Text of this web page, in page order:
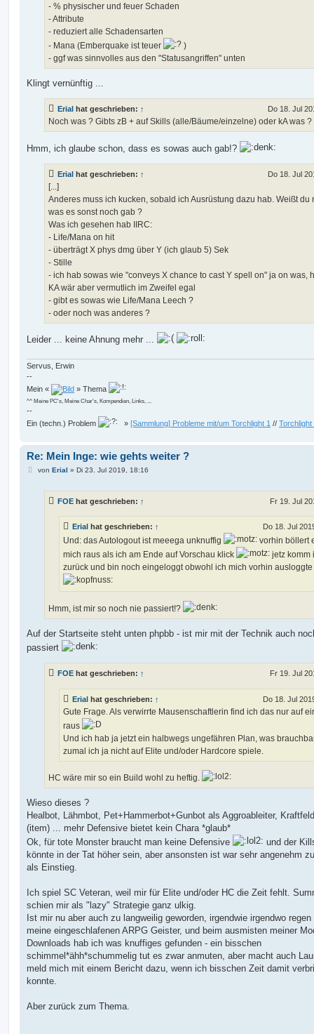
- % physischer und feuer Schaden
- Attribute
- reduziert alle Schadensarten
- Mana (Emberquake ist teuer
)
- ggf was sinnvolles aus den "Statusangriffen" unten
Klingt vernünftig ...
Erial hat geschrieben: ↑ Do 18. Jul
Noch was ? Gibts zB + auf Skills (alle/Bäume/einzelne) oder kA was ?
Hmm, ich glaube schon, dass es sowas auch gab!?
Erial hat geschrieben: ↑ Do 18. Jul
[...]
Anderes muss ich kucken, sobald ich Ausrüstung dazu hab. Weißt du
was es sonst noch gab ?
Was ich gesehen hab IIRC:
- Life/Mana on hit
- überträgt X phys dmg über Y (ich glaub 5) Sek
- Stille
- ich hab sowas wie "conveys X chance to cast Y spell on" ja on was,
KA wär aber vermutlich im Zweifel egal
- gibt es sowas wie Life/Mana Leech ?
- oder noch was anderes ?
Leider ... keine Ahnung mehr ...
Servus, Erwin
--
Mein «
» Thema
^^ Meine PC's, Meine Char's, Kompendien, Links, ...
--
Ein (techn.) Problem
» [Sammlung] Probleme mit/um Torchlight 1 // Torchlight
Re: Mein Inge: wie gehts weiter ?
Bvon Erial » Di 23. Jul 2019, 18:16
FOE hat geschrieben: ↑ Fr 19. Jul
Erial hat geschrieben: ↑ Do 18. Jul
Und: das Autologout ist meeega unknuffig
vorhin böllert
mich raus als ich am Ende auf Vorschau klick
jetz komm
zurück und bin noch eingeloggt obwohl ich mich vorhin ausloggte
Hmm, ist mir so noch nie passiert!?
Auf der Startseite steht unten phpbb - ist mir mit der Technik auch
passiert
FOE hat geschrieben: ↑ Fr 19. Jul
Erial hat geschrieben: ↑ Do 18. Jul
Gute Frage. Als verwirrte Mausenschaftlerin find ich das nur auf
raus
Und ich hab ja jetzt ein halbwegs ungefähren Plan, was
zumal ich ja nicht auf Elite und/oder Hardcore spiele.
HC wäre mir so ein Build wohl zu heftig.
Wieso dieses ?
Healbot, Lähmbot, Pet+Hammerbot+Gunbot als Aggroableiter,
(item) ... mehr Defensive bietet kein Chara *glaub*
Ok, für tote Monster braucht man keine Defensive
und der
könnte in der Tat höher sein, aber ansonsten ist war sehr angenehm
als Einstieg.
Ich spiel SC Veteran, weil mir für Elite und/oder HC die Zeit fehlt.
schien mir als "lazy" Strategie ganz ulkig.
Ist mir nu aber auch zu langweilig geworden, irgendwie irgendwo
meine eingeschlafenen ARPG Geister, und beim ausmisten meiner
Downloads hab ich was knuffiges gefunden - ein bisschen
schimmel*ähh*schummelig tut es zwar anmuten, aber macht auch
meld mich mit einem Bericht dazu, wenn ich bisschen Zeit damit
konnte.
Aber zurück zum Thema.